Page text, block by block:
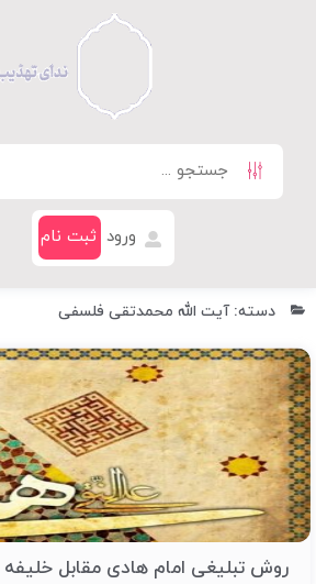
ورود ثبت نام
دسته: آیت الله محمدتقی فلسفی
روش تبلیغی امام هادی مقابل خلیفه